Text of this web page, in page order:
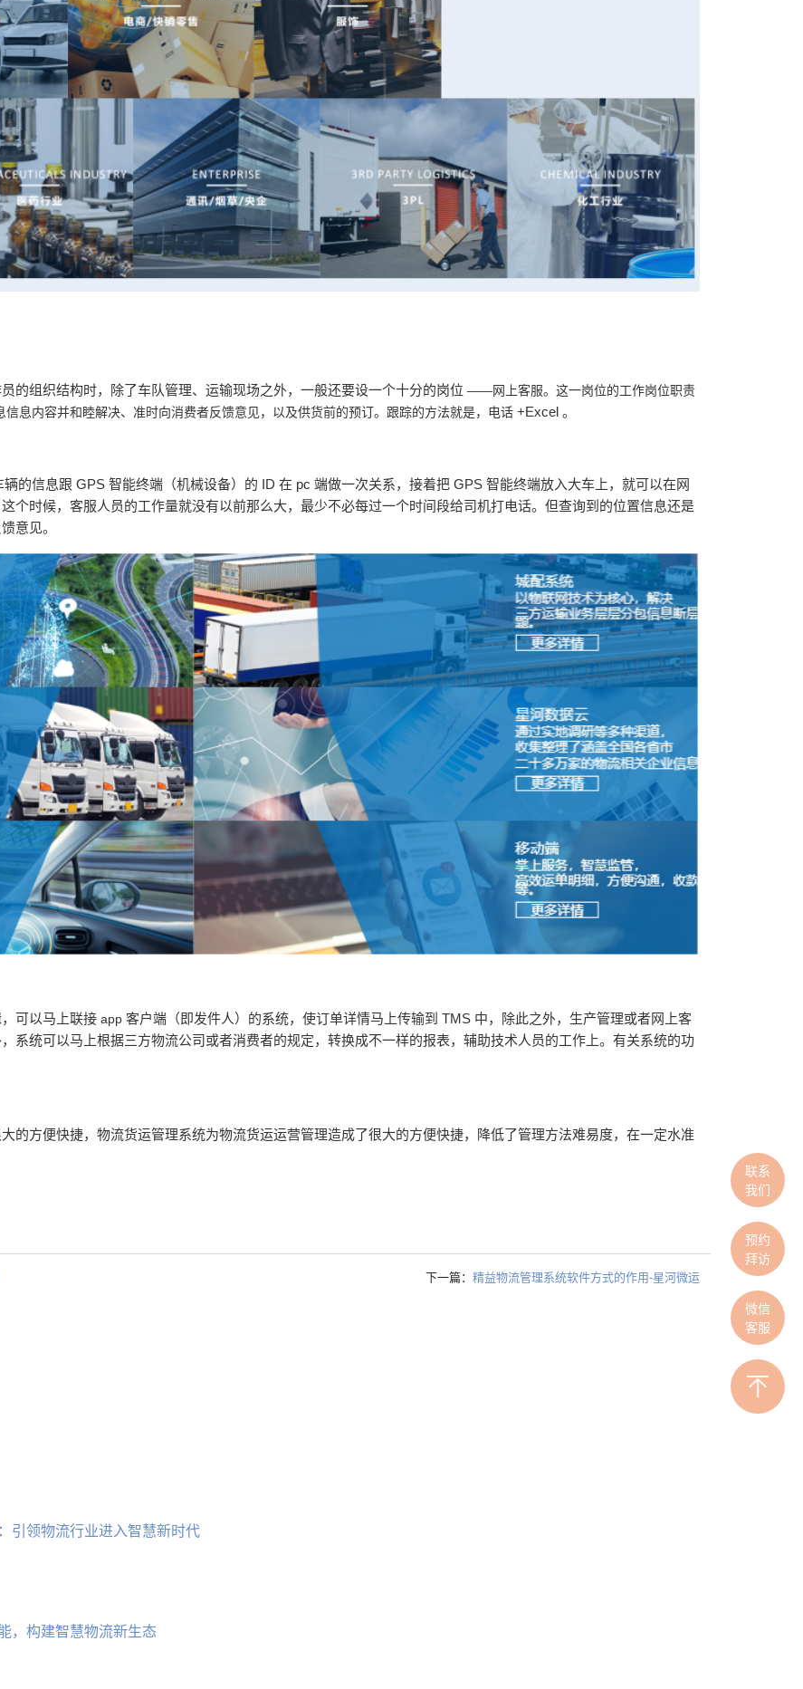
的组织结构时，除了车队管理、运输现场之外，一般还要设一个十分的岗位 ——网上客服。这一岗位的工作岗位职责
息内容并和睦解决、准时向消费者反馈意见，以及供货前的预订。跟踪的方法就是，电话 +Excel 。
的信息跟 GPS 智能终端（机械设备）的 ID 在 pc 端做一次关系，接着把 GPS 智能终端放入大车上，就可以在网
个时候，客服人员的工作量就没有以前那么大，最少不必每过一个时间段给司机打电话。但查询到的位置信息还是
意见。
可以马上联接 app 客户端（即发件人）的系统，使订单详情马上传输到 TMS 中，除此之外，生产管理或者网上客
系统可以马上根据三方物流公司或者消费者的规定，转换成不一样的报表，辅助技术人员的工作上。有关系统的功
的方便快捷，物流货运管理系统为物流货运运营管理造成了很大的方便快捷，降低了管理方法难易度，在一定水准
下一篇： 精益物流管理系统软件方式的作用-星河微运
引领物流行业进入智慧新时代
，构建智慧物流新生态
联系
我们
预约
拜访
微信
客服